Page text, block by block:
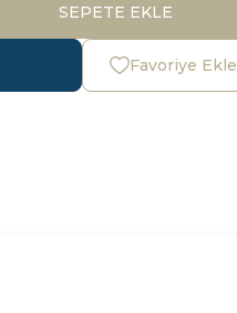
SEPETE EKLE
Favoriye Ekle